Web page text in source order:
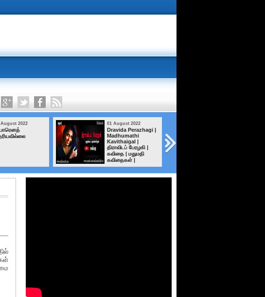
August 2022 01 August 2022
Dravida Perazhagi |
Madhumathi
Kavithaigal |
திராவிடப் பேரழகி |
கவிதை | மதுமதி
கவிதைகள் |